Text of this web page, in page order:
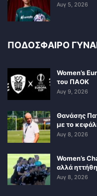
Αυγ 5, 2026
ΠΟΔΟΣΦΑΙΡΟ
Women’s
του ΠΑΟΚ
Αυγ 9, 2026
Θανάσης
με το
Αυγ 8, 2026
Women’s
αλλά
Αυγ 8, 2026